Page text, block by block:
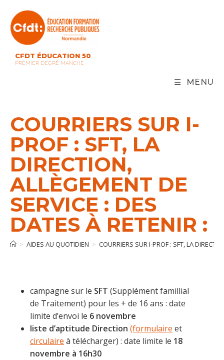
content
CFDT ÉDUCATION 50
PREMIER DEGRÉ MANCHE
MENU
COURRIERS SUR I-
PROF : SFT, LA
DIRECTION,
ALLÈGEMENT DE
SERVICE : DES
DATES À RETENIR :
> AIDES AU QUOTIDIEN > COURRIERS SUR I-PROF : SFT, LA
campagne sur le SFT (Supplément famillial
de Traitement) pour les + de 16 ans : date
limite d’envoi le 6 novembre
liste d’aptitude Direction (formulaire et
circulaire à télécharger) : date limite le 18
novembre à 16h30